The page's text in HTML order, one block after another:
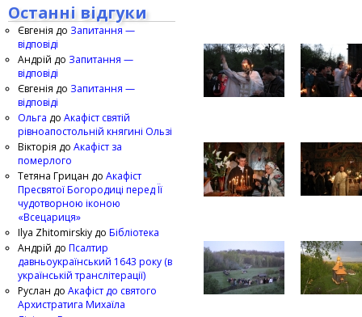
Останні відгуки
Євгенія до Запитання —
відповіді
Андрій до Запитання —
відповіді
Євгенія до Запитання —
відповіді
Ольга до Акафіст святій
рівноапостольній княгині Ользі
Вікторія до Акафіст за
померлого
Тетяна Грицан до Акафіст
Пресвятої Богородиці перед Її
чудотворною іконою
«Всецариця»
Ilya Zhitomirskiy до Бібліотека
Андрій до Псалтир
давньоукраїнський 1643 року (в
українській транслітерації)
Руслан до Акафіст до святого
Архистратига Михаїла